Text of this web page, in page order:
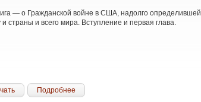
— о Гражданской войне в США, надолго определившей
и страны и всего мира. Вступление и первая глава.
Подробнее